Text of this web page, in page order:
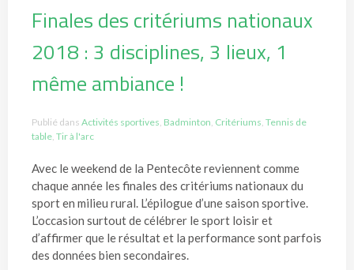
Finales des critériums nationaux
2018 : 3 disciplines, 3 lieux, 1
même ambiance !
Publié dans Activités sportives Badminton Critériums Tennis de
table Tir à l'arc
Avec le weekend de la Pentecôte reviennent comme
chaque année les finales des critériums nationaux du
sport en milieu rural. L’épilogue d’une saison sportive.
L’occasion surtout de célébrer le sport loisir et
d’affirmer que le résultat et la performance sont parfois
des données bien secondaires.